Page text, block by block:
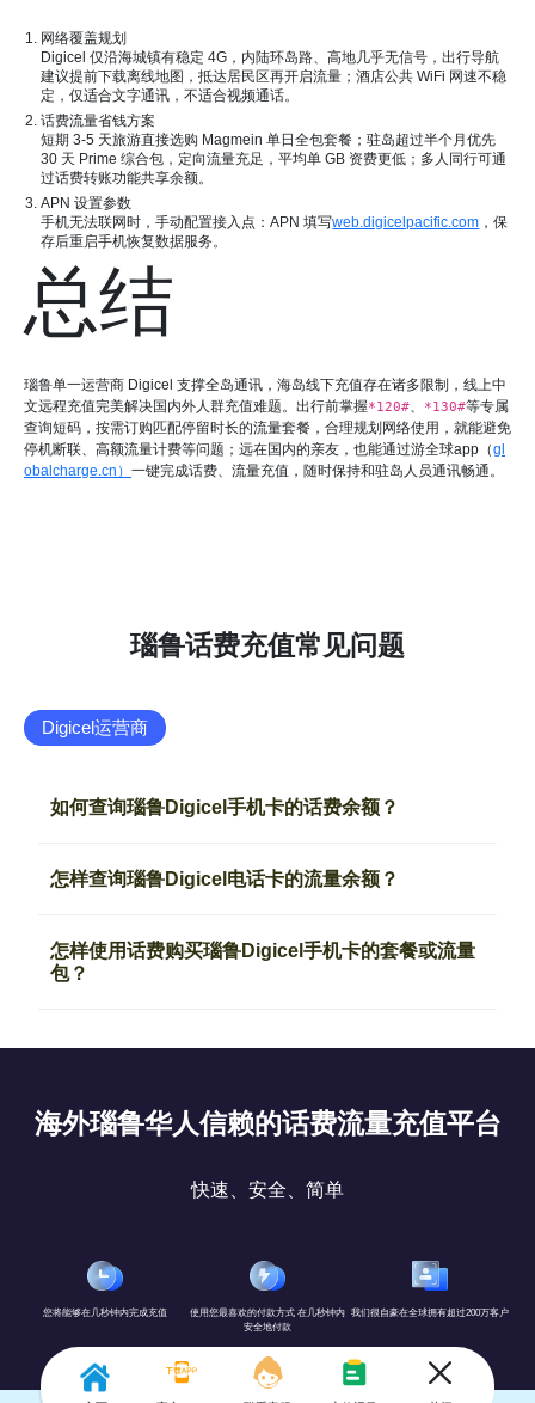
网络覆盖规划
Digicel 仅沿海城镇有稳定 4G，内陆环岛路、高地几乎无信号，出行导航
建议提前下载离线地图，抵达居民区再开启流量；酒店公共 WiFi 网速不稳
定，仅适合文字通讯，不适合视频通话。
话费流量省钱方案
短期 3-5 天旅游直接选购 Magmein 单日全包套餐；驻岛超过半个月优先
30 天 Prime 综合包，定向流量充足，平均单 GB 资费更低；多人同行可通
过话费转账功能共享余额。
APN 设置参数
手机无法联网时，手动配置接入点：APN 填写web.digicelpacific.com ，保
存后重启手机恢复数据服务。
总结
瑙鲁单一运营商 Digicel 支撑全岛通讯，海岛线下充值存在诸多限制，线上中
文远程充值完美解决国内外人群充值难题。出行前掌握*120#、 *130#等专属
查询短码，按需订购匹配停留时长的流量套餐，合理规划网络使用，就能避免
停机断联、高额流量计费等问题；远在国内的亲友，也能通过游全球app（gl
obalcharge.cn） 一键完成话费、流量充值，随时保持和驻岛人员通讯畅通。
瑙鲁话费充值常见问题
Digicel运营商
如何查询瑙鲁Digicel手机卡的话费余额？
怎样查询瑙鲁Digicel电话卡的流量余额？
怎样使用话费购买瑙鲁Digicel手机卡的套餐或流量
包？
海外瑙鲁华人信赖的话费流量充值平台
快速、安全、简单
您将能够在几秒钟内完成充值
使用您最喜欢的付款方式 在几秒钟内
安全地付款
我们很自豪在全球拥有超过200万客户